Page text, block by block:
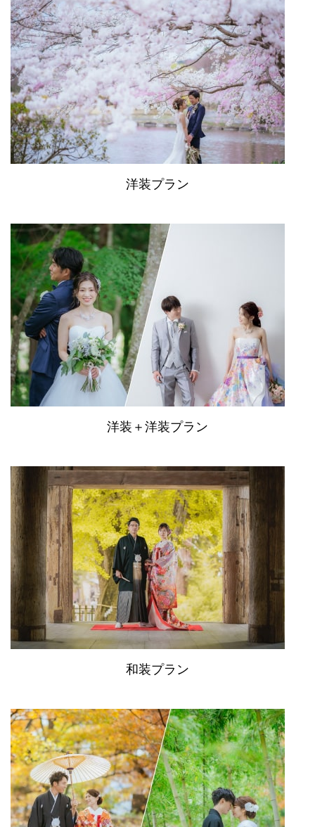
洋装プラン
洋装＋洋装プラン
和装プラン